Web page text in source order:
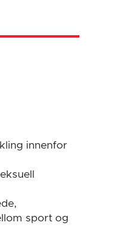
innenfor
sport og